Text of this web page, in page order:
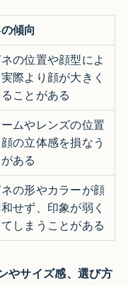
傾向
の位置や顔型によ
際より顔が大きく
ことがある
ムやレンズの位置
の立体感を損なう
ある
の形やカラーが顔
せず、印象が弱く
しまうことがある
やサイズ感、選び方